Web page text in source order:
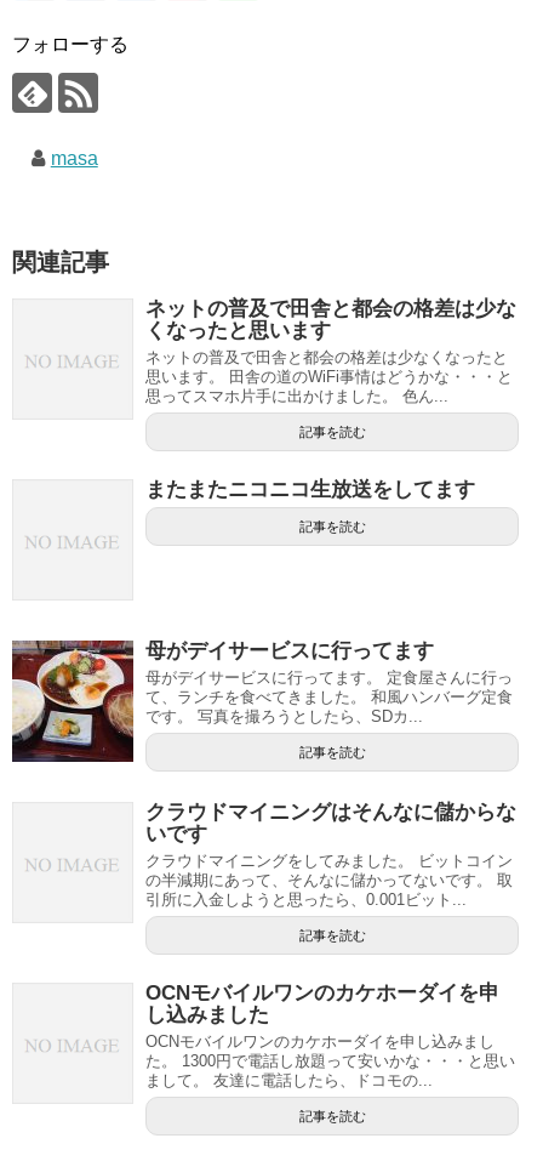
フォローする
masa
関連記事
ネットの普及で田舎と都会の格差は少な
くなったと思います
ネットの普及で田舎と都会の格差は少なくなったと
思います。 田舎の道のWiFi事情はどうかな・・・と
思ってスマホ片手に出かけました。 色ん...
記事を読む
またまたニコニコ生放送をしてます
記事を読む
母がデイサービスに行ってます
母がデイサービスに行ってます。 定食屋さんに行っ
て、ランチを食べてきました。 和風ハンバーグ定食
です。 写真を撮ろうとしたら、SDカ...
記事を読む
クラウドマイニングはそんなに儲からな
いです
クラウドマイニングをしてみました。 ビットコイン
の半減期にあって、そんなに儲かってないです。 取
引所に入金しようと思ったら、0.001ビット...
記事を読む
OCNモバイルワンのカケホーダイを申
し込みました
OCNモバイルワンのカケホーダイを申し込みまし
た。 1300円で電話し放題って安いかな・・・と思い
まして。 友達に電話したら、ドコモの...
記事を読む